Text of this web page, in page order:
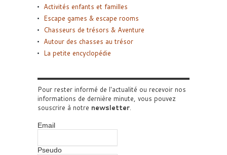
Activités enfants et familles
Escape games & escape rooms
Chasseurs de trésors & Aventure
Autour des chasses au trésor
La petite encyclopédie
Pour rester informé de l'actualité ou recevoir nos
informations de dernière minute, vous pouvez
souscrire à notre newsletter
Email
Pseudo